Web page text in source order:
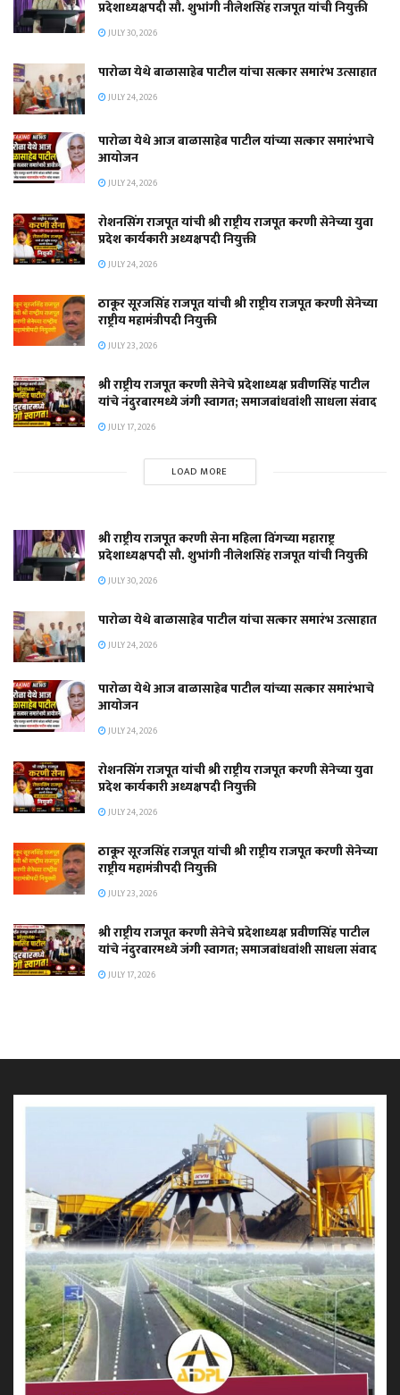
प्रदेशाध्यक्षपदी सौ. शुभांगी नीलेशसिंह राजपूत यांची नियुक्ती
JULY 30, 2026
पारोळा येथे बाळासाहेब पाटील यांचा सत्कार समारंभ उत्साहात
JULY 24, 2026
पारोळा येथे आज बाळासाहेब पाटील यांच्या सत्कार समारंभाचे
आयोजन
JULY 24, 2026
रोशनसिंग राजपूत यांची श्री राष्ट्रीय राजपूत करणी सेनेच्या युवा
प्रदेश कार्यकारी अध्यक्षपदी नियुक्ती
JULY 24, 2026
ठाकूर सूरजसिंह राजपूत यांची श्री राष्ट्रीय राजपूत करणी सेनेच्या
राष्ट्रीय महामंत्रीपदी नियुक्ती
JULY 23, 2026
श्री राष्ट्रीय राजपूत करणी सेनेचे प्रदेशाध्यक्ष प्रवीणसिंह पाटील
यांचे नंदुरबारमध्ये जंगी स्वागत; समाजबांधवांशी साधला संवाद
JULY 17, 2026
LOAD MORE
श्री राष्ट्रीय राजपूत करणी सेना महिला विंगच्या महाराष्ट्र
प्रदेशाध्यक्षपदी सौ. शुभांगी नीलेशसिंह राजपूत यांची नियुक्ती
JULY 30, 2026
पारोळा येथे बाळासाहेब पाटील यांचा सत्कार समारंभ उत्साहात
JULY 24, 2026
पारोळा येथे आज बाळासाहेब पाटील यांच्या सत्कार समारंभाचे
आयोजन
JULY 24, 2026
रोशनसिंग राजपूत यांची श्री राष्ट्रीय राजपूत करणी सेनेच्या युवा
प्रदेश कार्यकारी अध्यक्षपदी नियुक्ती
JULY 24, 2026
ठाकूर सूरजसिंह राजपूत यांची श्री राष्ट्रीय राजपूत करणी सेनेच्या
राष्ट्रीय महामंत्रीपदी नियुक्ती
JULY 23, 2026
श्री राष्ट्रीय राजपूत करणी सेनेचे प्रदेशाध्यक्ष प्रवीणसिंह पाटील
यांचे नंदुरबारमध्ये जंगी स्वागत; समाजबांधवांशी साधला संवाद
JULY 17, 2026